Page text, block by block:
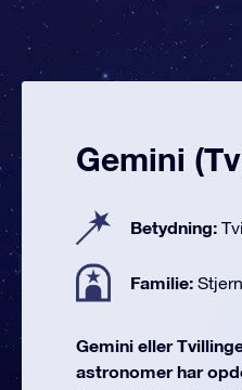
Gemini
Betydning:
Familie:
Gemini eller
astronomer har